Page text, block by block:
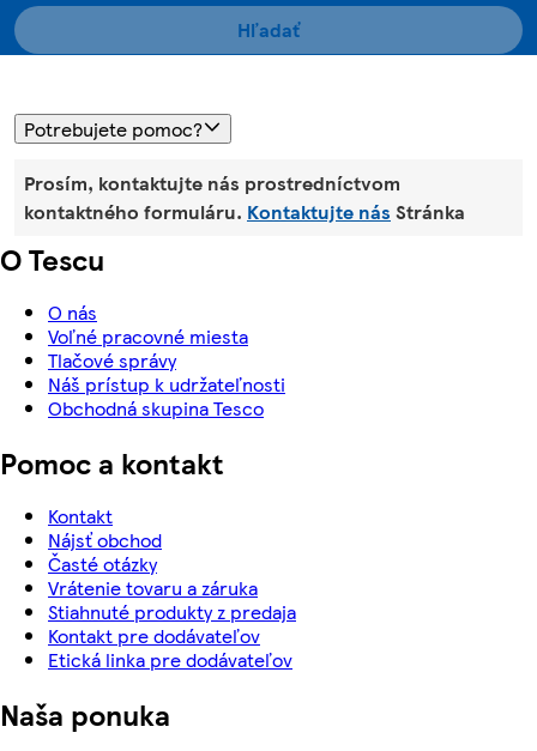
Hľadať
Potrebujete pomoc?
Prosím, kontaktujte nás prostredníctvom
kontaktného formuláru. Kontaktujte nás Stránka
O Tescu
O nás
Voľné pracovné miesta
Tlačové správy
Náš prístup k udržateľnosti
Obchodná skupina Tesco
Pomoc a kontakt
Kontakt
Nájsť obchod
Časté otázky
Vrátenie tovaru a záruka
Stiahnuté produkty z predaja
Kontakt pre dodávateľov
Etická linka pre dodávateľov
Naša ponuka